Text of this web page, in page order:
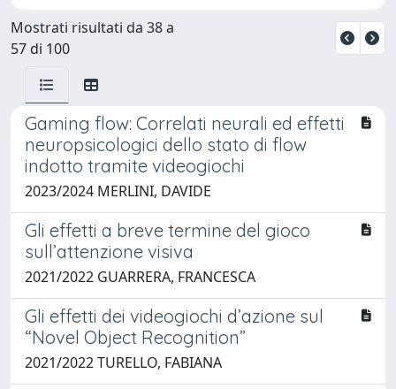
Mostrati risultati da 38 a
57 di 100
Gaming flow: Correlati neurali ed effetti
neuropsicologici dello stato di flow
indotto tramite videogiochi
2023/2024 MERLINI, DAVIDE
Gli effetti a breve termine del gioco
sull’attenzione visiva
2021/2022 GUARRERA, FRANCESCA
Gli effetti dei videogiochi d’azione sul
“Novel Object Recognition”
2021/2022 TURELLO, FABIANA